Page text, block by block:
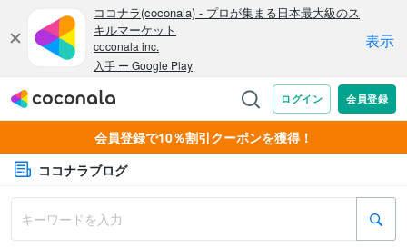
会員登録で10％割引クーポンを獲得！
ココナラブログ